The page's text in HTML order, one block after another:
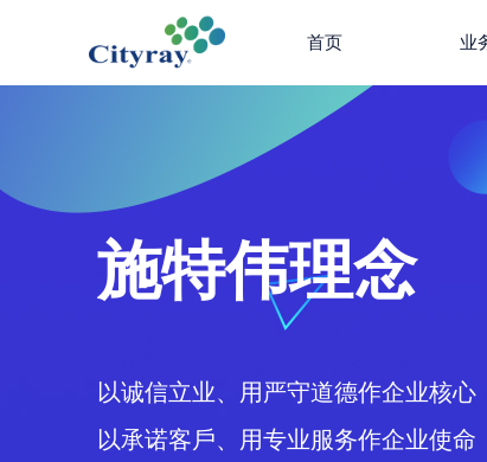
首页 业
施特伟理念
以诚信立业、用严守道德作企业核
以承诺客戶、用专业服务作企业使